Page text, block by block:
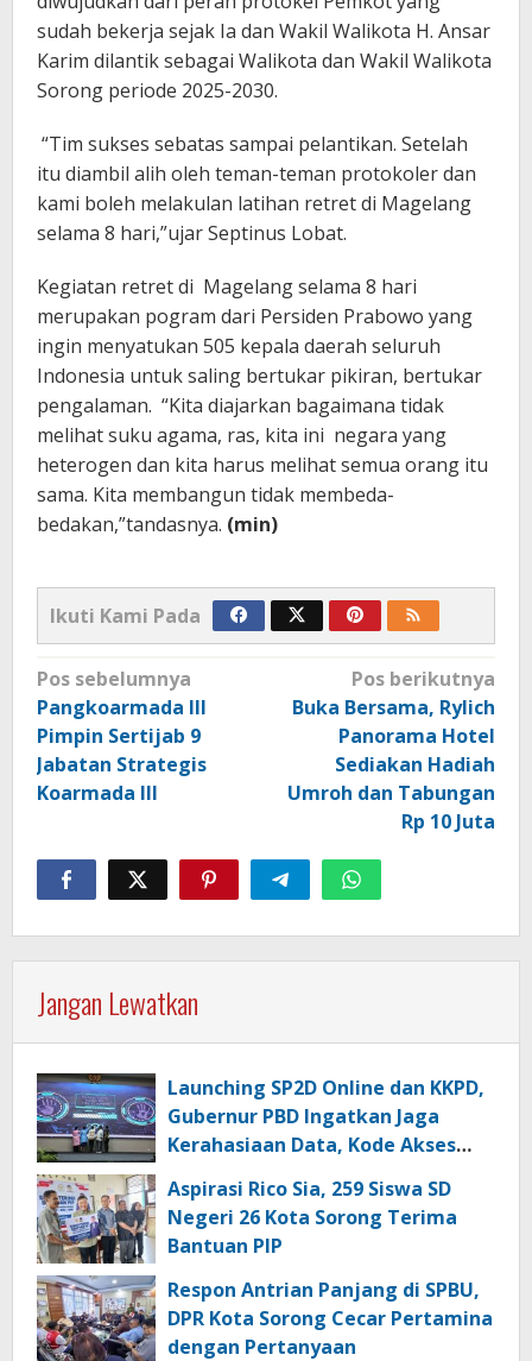
sudah bekerja sejak Ia dan Wakil Walikota H. Ansar
Karim dilantik sebagai Walikota dan Wakil Walikota
Sorong periode 2025-2030.
“Tim sukses sebatas sampai pelantikan. Setelah
itu diambil alih oleh teman-teman protokoler dan
kami boleh melakulan latihan retret di Magelang
selama 8 hari,”ujar Septinus Lobat.
Kegiatan retret di Magelang selama 8 hari
merupakan pogram dari Persiden Prabowo yang
ingin menyatukan 505 kepala daerah seluruh
Indonesia untuk saling bertukar pikiran, bertukar
pengalaman. “Kita diajarkan bagaimana tidak
melihat suku agama, ras, kita ini negara yang
heterogen dan kita harus melihat semua orang itu
sama. Kita membangun tidak membeda-
bedakan,”tandasnya. (min)
Ikuti Kami Pada
Navigasi
pos
Pos sebelumnya
Pangkoarmada III
Pimpin Sertijab 9
Jabatan Strategis
Koarmada III
Pos berikutnya
Buka Bersama, Rylich
Panorama Hotel
Sediakan Hadiah
Umroh dan Tabungan
Rp 10 Juta
Jangan Lewatkan
Launching SP2D Online dan KKPD,
Gubernur PBD Ingatkan Jaga
Kerahasiaan Data, Kode Akses
Aspirasi Rico Sia, 259 Siswa SD
Negeri 26 Kota Sorong Terima
Bantuan PIP
Respon Antrian Panjang di SPBU,
DPR Kota Sorong Cecar Pertamina
dengan Pertanyaan